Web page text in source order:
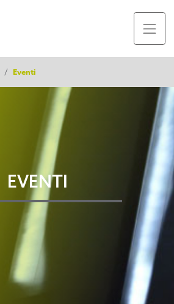
/ Eventi
EVENTI